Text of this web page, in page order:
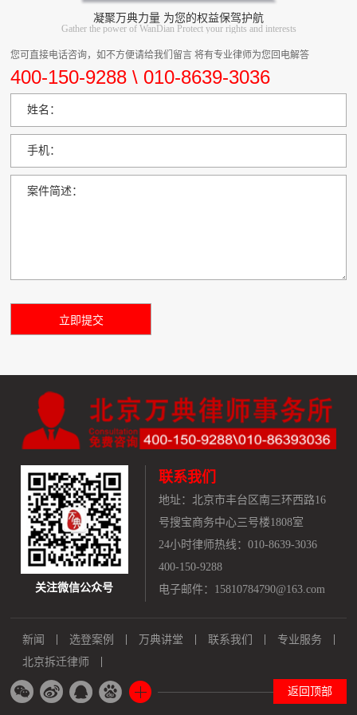
凝聚万典力量 为您的权益保驾护航
Gather the power of WanDian Protect your rights and interests
您可直接电话咨询，如不方便请给我们留言 将有专业律师为您回电解答
400-150-9288 \ 010-8639-3036
姓名：
手机：
案件简述：
关注微信公众号
联系我们
地址： 北京市丰台区南三环西路16
号搜宝商务中心三号楼1808室
24小时律师热线：010-8639-3036
400-150-9288
电子邮件：15810784790@163.com
新闻 选登案例 万典讲堂 联系我们
专业服务
北京拆迁律师
返回顶部